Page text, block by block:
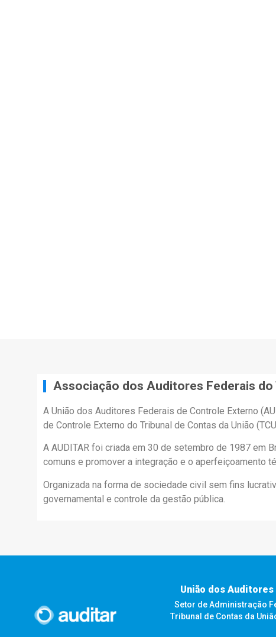
Associação dos Auditores Federais do
A União dos Auditores Federais de Controle Externo
de Controle Externo do Tribunal de Contas da União
A AUDITAR foi criada em 30 de setembro de 1987 em
comuns e promover a integração e o aperfeiçoamento
Organizada na forma de sociedade civil sem fins
governamental e controle da gestão pública.
União dos
Setor de Administração
Tribunal de Contas da